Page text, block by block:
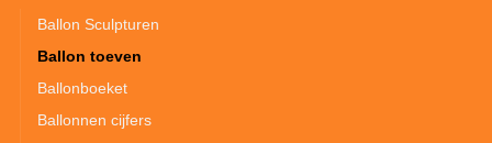
Ballon Sculpturen
Ballon toeven
Ballonboeket
Ballonnen cijfers